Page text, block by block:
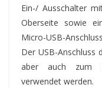
Ein-/ Ausschalter
Oberseite sowie
Micro-USB-
Der USB-Anschluss
aber auch zum
verwendet werden.